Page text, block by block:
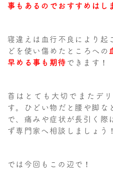
事もあるのでおすすめはし
寝違えは血行不良により起
どを使い傷めたところへの
早める事も期待できます！
首はとても大切でまたデ
す。ひどい物だと腰や脚な
で、痛みや症状が長引く
ず専門家へ相談しましょう！
では今回もこの辺で！